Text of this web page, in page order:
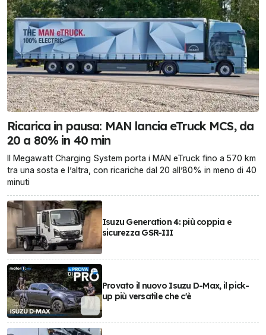
Ricarica in pausa: MAN lancia eTruck MCS, da
20 a 80% in 40 min
Il Megawatt Charging System porta i MAN eTruck fino a 570 km
tra una sosta e l’altra, con ricariche dal 20 all’80% in meno di 40
minuti
Isuzu Generation 4: più coppia e
sicurezza GSR-III
Provato il nuovo Isuzu D-Max, il pick-
up più versatile che c'è